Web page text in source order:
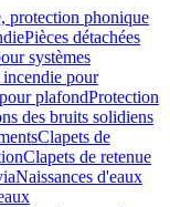
protection phonique
Pièces détachées
systèmes
incendie pour
plafondProtection
des bruits solidiens
Clapets de
Clapets de retenue
Naissances d'eaux